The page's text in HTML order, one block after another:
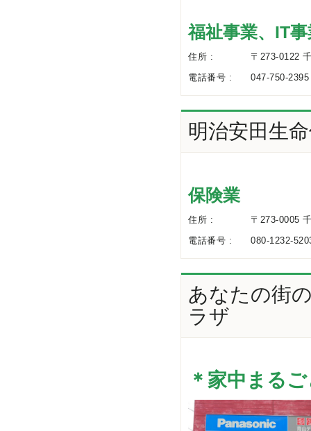
福祉事業、IT
住所 :
〒273-0122
電話番号 :
047-750-2395
明治安田生
保険業
住所 :
〒273-0005
電話番号 :
080-1232-
あなたの街
ラザ
＊家中まる